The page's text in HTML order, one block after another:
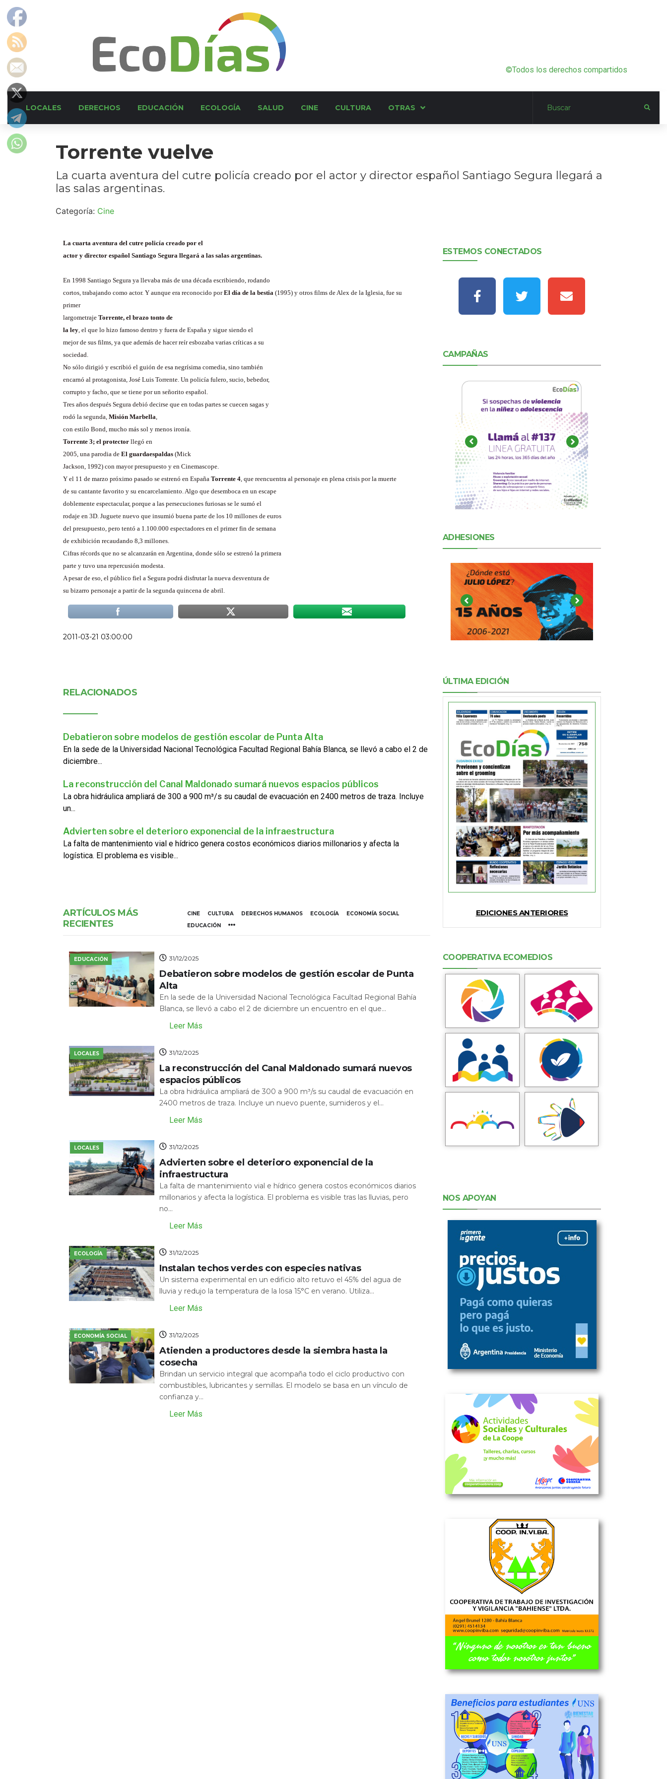
©Todos los derechos compartidos
LOCALES DERECHOS EDUCACIÓN ECOLOGÍA SALUD CINE CULTURA OTRAS
Torrente vuelve
La cuarta aventura del cutre policía creado por el actor y director español Santiago Segura llegará a
las salas argentinas.
Categoría: Cine
La cuarta aventura del cutre policía creado por el
actor y director español Santiago Segura llegará a las salas argentinas.
En 1998 Santiago Segura ya llevaba más de una década escribiendo, rodando
cortos, trabajando como actor. Y aunque era reconocido porEl día de la bestia (1995) y otros films de Alex de la Iglesia, fue su
primer
largometraje Torrente, el brazo tonto de
la ley, el que lo hizo famoso dentro y fuera de España y sigue siendo el
mejor de sus films, ya que además de hacer reír esbozaba varias críticas a su
sociedad.
No sólo dirigió y escribió el guión de esa negrísima comedia, sino también
encarnó al protagonista, José Luis Torrente. Un policía fulero, sucio, bebedor,
corrupto y facho, que se tiene por un señorito español.
Tres años después Segura debió decirse que en todas partes se cuecen sagas y
rodó la segunda, Misión Marbella,
con estilo Bond, mucho más sol y menos ironía.
Torrente 3; el protector llegó en
2005, una parodia de El guardaespaldas (Mick
Jackson, 1992) con mayor presupuesto y en Cinemascope.
Y el 11 de marzo próximo pasado se estrenó en España Torrente 4, que reencuentra al personaje en plena crisis por la muerte
de su cantante favorito y su encarcelamiento. Algo que desemboca en un escape
doblemente espectacular, porque a las persecuciones furiosas se le sumó el
rodaje en 3D. Juguete nuevo que insumió buena parte de los 10 millones de euros
del presupuesto, pero tentó a 1.100.000 espectadores en el primer fin de semana
de exhibición recaudando 8,3 millones.
Cifras récords que no se alcanzarán en Argentina, donde sólo se estrenó la primera
parte y tuvo una repercusión modesta.
A pesar de eso, el público fiel a Segura podrá disfrutar la nueva desventura de
su bizarro personaje a partir de la segunda quincena de abril.
2011-03-21 03:00:00
RELACIONADOS
Debatieron sobre modelos de gestión escolar de Punta Alta
En la sede de la Universidad Nacional Tecnológica Facultad Regional Bahía Blanca, se llevó a cabo el 2 de
diciembre...
La reconstrucción del Canal Maldonado sumará nuevos espacios públicos
La obra hidráulica ampliará de 300 a 900 m³/s su caudal de evacuación en 2400 metros de traza. Incluye
un...
Advierten sobre el deterioro exponencial de la infraestructura
La falta de mantenimiento vial e hídrico genera costos económicos diarios millonarios y afecta la
logística. El problema es visible...
ARTÍCULOS MÁS
RECIENTES
CINE CULTURA DERECHOS HUMANOS ECOLOGÍA
ECONOMÍA SOCIAL
EDUCACIÓN
EDUCACIÓN 31/12/2025
Debatieron sobre modelos de gestión escolar de Punta
Alta
En la sede de la Universidad Nacional Tecnológica Facultad Regional Bahía
Blanca, se llevó a cabo el 2 de diciembre un encuentro en el que...
Leer Más
LOCALES 31/12/2025
La reconstrucción del Canal Maldonado sumará nuevos
espacios públicos
La obra hidráulica ampliará de 300 a 900 m³/s su caudal de evacuación en
2400 metros de traza. Incluye un nuevo puente, sumideros y el...
Leer Más
LOCALES 31/12/2025
Advierten sobre el deterioro exponencial de la
infraestructura
La falta de mantenimiento vial e hídrico genera costos económicos diarios
millonarios y afecta la logística. El problema es visible tras las lluvias, pero
no...
Leer Más
ECOLOGÍA 31/12/2025
Instalan techos verdes con especies nativas
Un sistema experimental en un edificio alto retuvo el 45% del agua de
lluvia y redujo la temperatura de la losa 15°C en verano. Utiliza...
Leer Más
ECONOMÍA SOCIAL 31/12/2025
Atienden a productores desde la siembra hasta la
cosecha
Brindan un servicio integral que acompaña todo el ciclo productivo con
combustibles, lubricantes y semillas. El modelo se basa en un vínculo de
confianza y...
Leer Más
ESTEMOS CONECTADOS
CAMPAÑAS
ADHESIONES
ÚLTIMA EDICIÓN
EDICIONES ANTERIORES
COOPERATIVA ECOMEDIOS
NOS APOYAN